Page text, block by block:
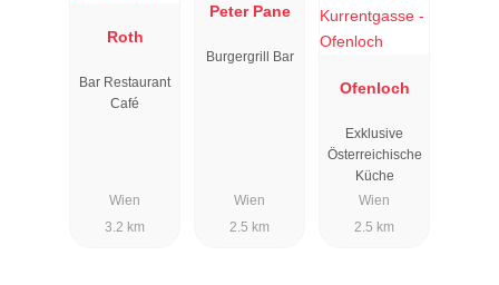
Roth
Bar Restaurant
Café
Wien
3.2 km
Peter Pane
Burgergrill Bar
Wien
2.5 km
Ofenloch
Exklusive
Österreichische
Küche
Wien
2.5 km